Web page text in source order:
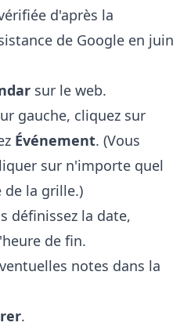
d'après la
de Google en juin
sur le web.
gauche, cliquez sur
Événement. (Vous
sur n'importe quel
de la grille.)
définissez la date,
de fin.
notes dans la
.